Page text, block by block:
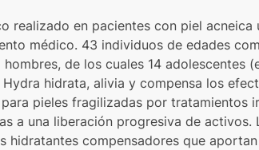
realizado en pacientes con piel
médico. 43 individuos de edades
de los cuales 14 adolescentes
Hydra hidrata, alivia y compensa los
pieles fragilizadas por tratamientos
a una liberación progresiva de
hidratantes compensadores que